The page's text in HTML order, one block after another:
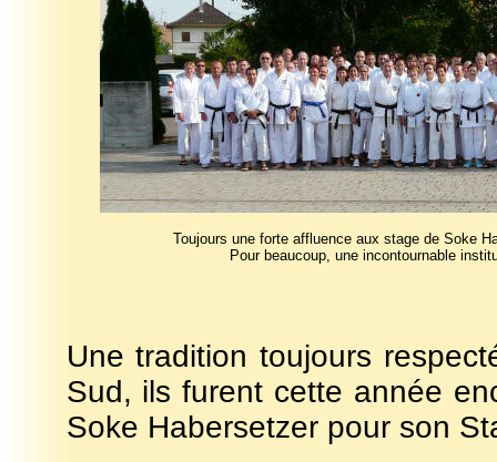
Toujours une forte affluence aux stage de Soke
Pour beaucoup, une incontournable
Une tradition toujours
Sud, ils furent cette année
Soke Habersetzer pour son